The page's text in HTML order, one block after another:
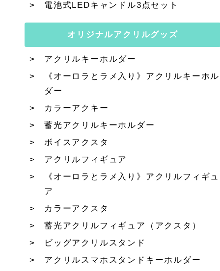
電池式LEDキャンドル3点セット
オリジナルアクリルグッズ
アクリルキーホルダー
《オーロラとラメ入り》アクリルキーホル
ダー
カラーアクキー
蓄光アクリルキーホルダー
ボイスアクスタ
アクリルフィギュア
《オーロラとラメ入り》アクリルフィギュ
ア
カラーアクスタ
蓄光アクリルフィギュア（アクスタ）
ビッグアクリルスタンド
アクリルスマホスタンドキーホルダー